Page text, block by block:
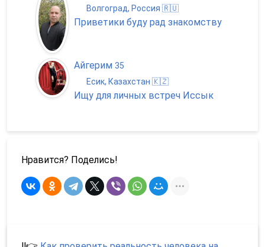
Волгоград, Россия 🇷🇺
Приветики буду рад знакомству
Айгерим 35
Есик, Казахстан 🇰🇿
Ищу для личных встреч Иссык
Нравится? Поделись!